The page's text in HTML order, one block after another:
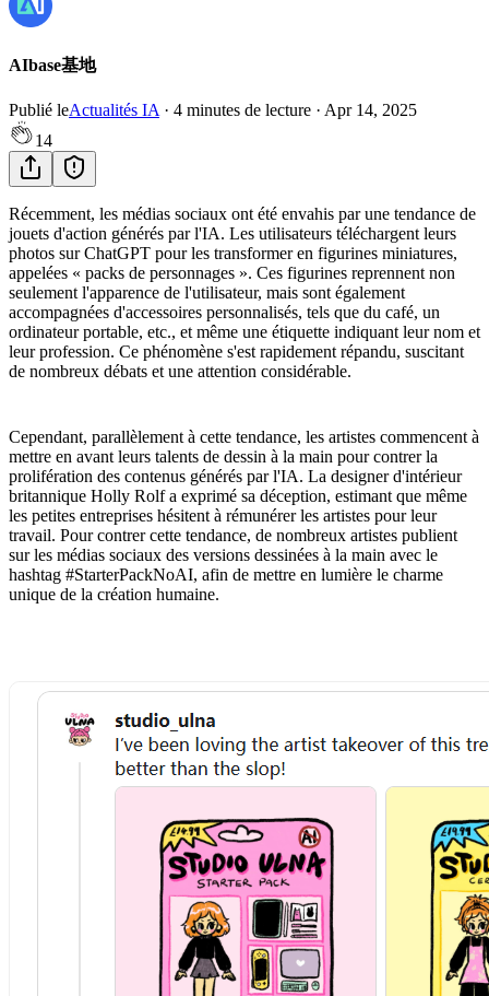
AIbase基地
Publié leActualités IA · 4 minutes de lecture · Apr 14, 2025
14
Récemment, les médias sociaux ont été envahis par une tendance de
jouets d'action générés par l'IA. Les utilisateurs téléchargent leurs
photos sur ChatGPT pour les transformer en figurines miniatures,
appelées « packs de personnages ». Ces figurines reprennent non
seulement l'apparence de l'utilisateur, mais sont également
accompagnées d'accessoires personnalisés, tels que du café, un
ordinateur portable, etc., et même une étiquette indiquant leur nom et
leur profession. Ce phénomène s'est rapidement répandu, suscitant
de nombreux débats et une attention considérable.
Cependant, parallèlement à cette tendance, les artistes commencent à
mettre en avant leurs talents de dessin à la main pour contrer la
prolifération des contenus générés par l'IA. La designer d'intérieur
britannique Holly Rolf a exprimé sa déception, estimant que même
les petites entreprises hésitent à rémunérer les artistes pour leur
travail. Pour contrer cette tendance, de nombreux artistes publient
sur les médias sociaux des versions dessinées à la main avec le
hashtag #StarterPackNoAI, afin de mettre en lumière le charme
unique de la création humaine.